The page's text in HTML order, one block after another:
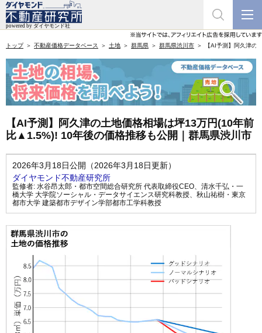
トップ 不動産価格データベース 土地 群馬県 群馬県渋川市 【AI予測】阿久津
【AI予測】阿久津の土地価格相場は坪13万円(10年前
比▲1.5%)! 10年後の価格推移も公開｜群馬県渋川市
2026年3月18日公開（2026年3月18日更新）
ダイヤモンド不動産研究所
監修者: 水谷昂太郎・都市空間総合研究所 代表取締役CEO、 清水千弘・一
橋大学 大学院ソーシャル・データサイエンス研究科教授、 秋山祐樹・東京
都市大学 建築都市デザイン学部都市工学科教授